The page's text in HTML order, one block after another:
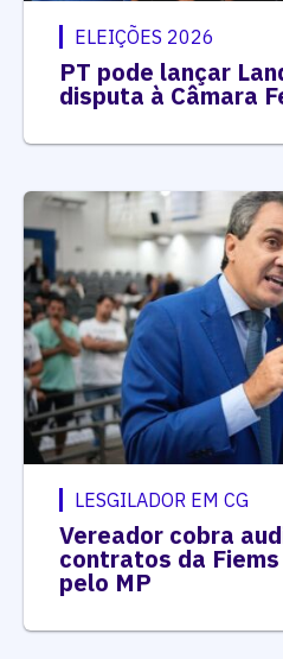
ELEIÇÕES 2026
PT pode lançar
disputa à Câmara
LESGILADOR EM CG
Vereador cobra
contratos da
pelo MP